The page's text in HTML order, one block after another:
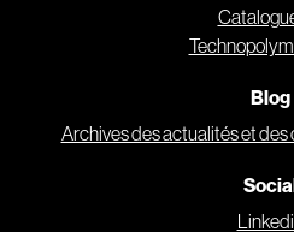
Blog
Archives des actualités et